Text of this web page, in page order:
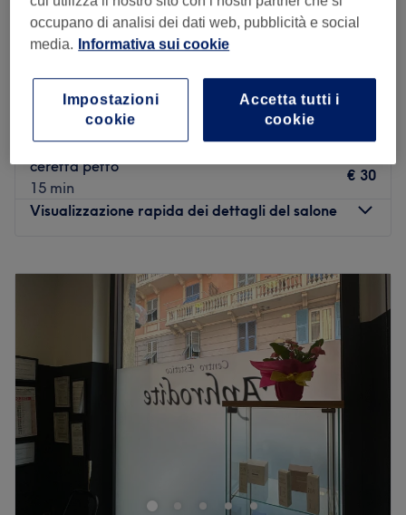
4,8
136 recensioni
Rivarolo Ligure, Genova
Mostra sulla mappa
Cera Brasiliana Schiena
30 min
Ceretta Schiena Uomo
ceretta petto
15 min
€ 30
Visualizzazione rapida dei dettagli del salone
09:00–18:00
09:00–18:00
09:00 –18:00
09:00–18:00
Sabato
09:00–
Domenica
Reveal Estetica Benessere è un moderno e accogliente
salone situato a Genova, Via Carlo Fasciotti 10. Grazie
ha un team specializzato che opera da anni nel settore,
questo centro ti offre trattamenti professionali di alta
occupano di analisi dei dati web, pubblicità e social
media.
Informativa sui cookie
Accetta tutti i
cookie
Impostazioni
cookie